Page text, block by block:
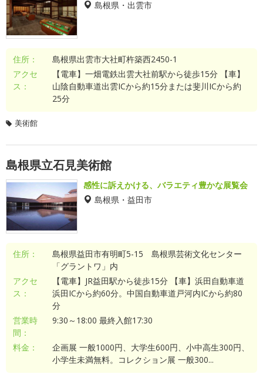
島根県・出雲市
住所：
島根県出雲市大社町杵築西2450-1
アクセ
ス：
【電車】一畑電鉄出雲大社前駅から徒歩15分 【車】
山陰自動車道出雲ICから約15分または斐川ICから約
25分
美術館
島根県立石見美術館
感性に訴えかける、バラエティ豊かな展覧会
島根県・益田市
住所：
島根県益田市有明町5-15 島根県芸術文化センター
「グラントワ」内
アクセ
ス：
【電車】JR益田駅から徒歩15分 【車】浜田自動車道
浜田ICから約60分。中国自動車道戸河内ICから約80
分
営業時
間：
9:30～18:00 最終入館17:30
料金：
企画展 一般1000円、大学生600円、小中高生300円、
小学生未満無料。コレクション展 一般300...